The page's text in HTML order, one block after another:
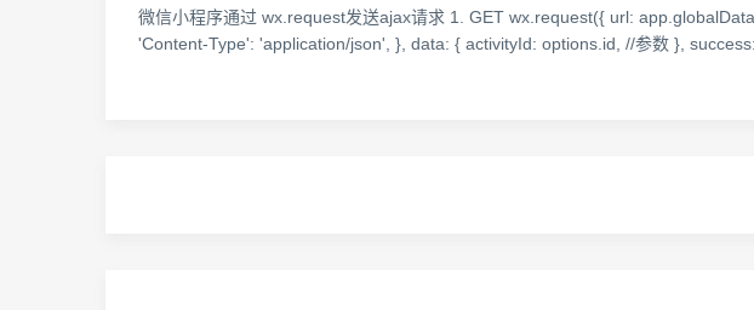
微信小程序通过 wx.request发送ajax请求 1. GET wx.request({ url:
'Content-Type': 'application/json', }, data: { activityId: options.id, //参数 },